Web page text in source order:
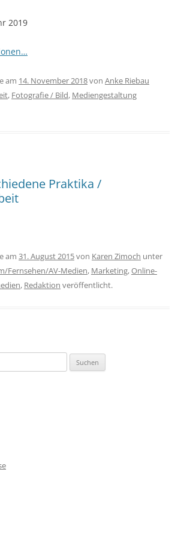
2019
am 14. November 2018von Anke Riebau
, Fotografie / Bild, Mediengestaltung
Praktika /
am 31. August 2015von Karen Zimoch unter
Fernsehen/AV-Medien, Marketing,Online-
, Redaktion veröffentlicht.